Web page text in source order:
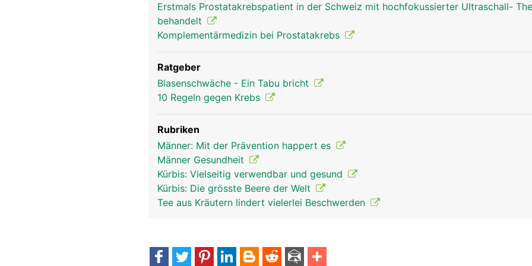
Erstmals Prostatakrebspatient in der Schweiz mit hochfokussierter Ultraschall-
behandelt
Komplementärmedizin bei Prostatakrebs
Ratgeber
Blasenschwäche - Ein Tabu bricht
10 Regeln gegen Krebs
Rubriken
Männer: Mit der Prävention happert es
Männer Gesundheit
Kürbis: Vielseitig verwendbar und gesund
Kürbis: Die grösste Beere der Welt
Tee aus Kräutern lindert vielerlei Beschwerden